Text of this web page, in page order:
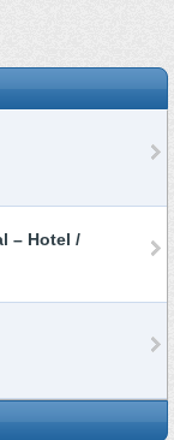
– Hotel /